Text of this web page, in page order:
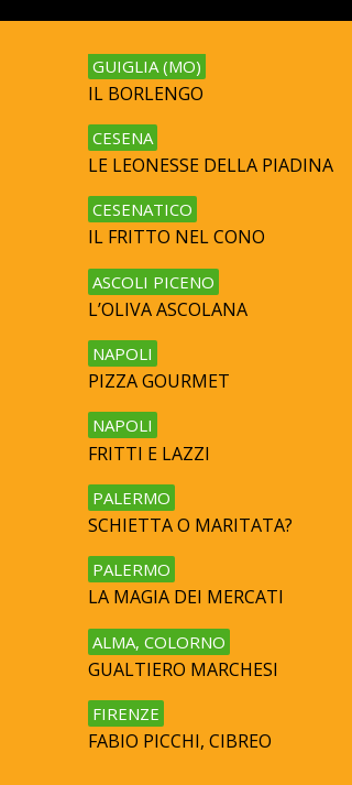
GUIGLIA (MO)
IL BORLENGO
CESENA
LE LEONESSE DELLA PIADINA
CESENATICO
IL FRITTO NEL CONO
ASCOLI PICENO
L’OLIVA ASCOLANA
NAPOLI
PIZZA GOURMET
NAPOLI
FRITTI E LAZZI
PALERMO
SCHIETTA O MARITATA?
PALERMO
LA MAGIA DEI MERCATI
ALMA, COLORNO
GUALTIERO MARCHESI
FIRENZE
FABIO PICCHI, CIBREO